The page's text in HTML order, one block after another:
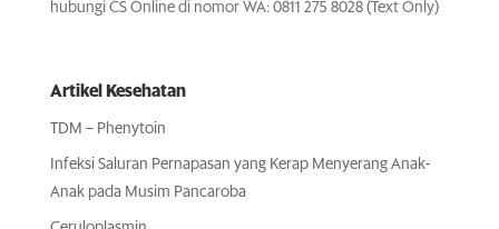
hubungi CS Online di nomor WA: 0811 275 8028 (Text Only)
Artikel Kesehatan
TDM – Phenytoin
Infeksi Saluran Pernapasan yang Kerap Menyerang Anak-
Anak pada Musim Pancaroba